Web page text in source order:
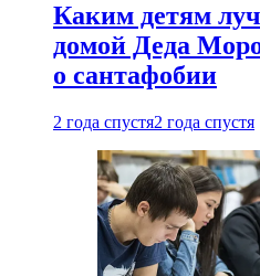
Каким детям
домой Деда
о сантафобии
2 года спустя2 года спустя